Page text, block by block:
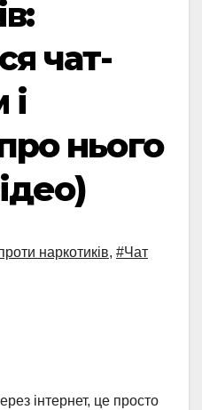
чат-
нього
наркотиків, #Чат
інтернет, це просто